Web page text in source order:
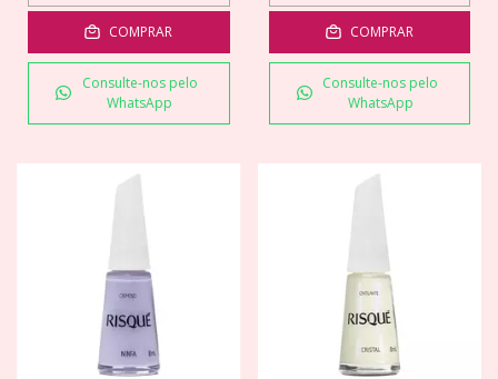
COMPRAR
Consulte-nos pelo
WhatsApp
COMPRAR
Consulte-nos pelo
WhatsApp